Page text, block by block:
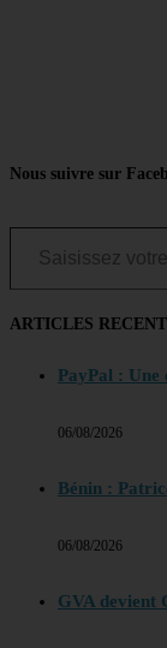
Nous suivre sur
Saisissez votre adresse e-mail…
ARTICLES
PayPal : Une
06/08/2026
Bénin :
06/08/2026
GVA devient